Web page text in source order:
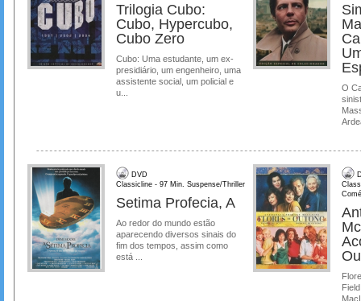
Trilogia Cubo:
Cubo, Hypercubo,
Cubo Zero
Cubo: Uma estudante, um ex-
presidiário, um engenheiro, uma
assistente social, um policial e
u...
O
DVD
Classicline - 97 Min. Suspense/Thriller
Setima Profecia, A
Ao redor do mundo estão
aparecendo diversos sinais do
fim dos tempos, assim como
está ...